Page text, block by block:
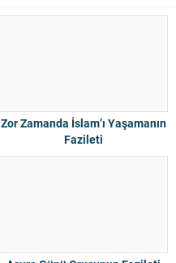
Zor Zamanda İslam’ı Yaşamanın
Fazileti